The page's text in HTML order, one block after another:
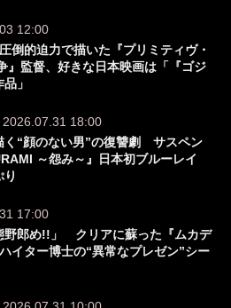
12:00
倒的迫力で描いた『プリミティヴ・
』監督、好きな日本映画は「『ゴジ
」
2026.07.31 18:00
く“顔のない男”の復讐劇 サスペン
～怨み～』日本初ブルーレイ
17:00
野郎め!!」 クリアに蘇った『ムカデ
イター博士の“異常なプレゼン”シー